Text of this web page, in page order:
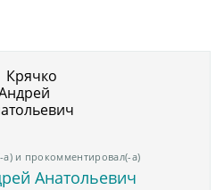
и прокомментировал(-а)
Анатольевич